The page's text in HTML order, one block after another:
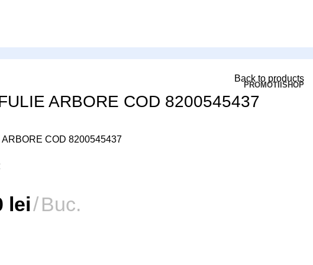
PROMOTII SHOP
Back to products
ARBORE COD 8200545437
COD 8200545437
lei Buc.